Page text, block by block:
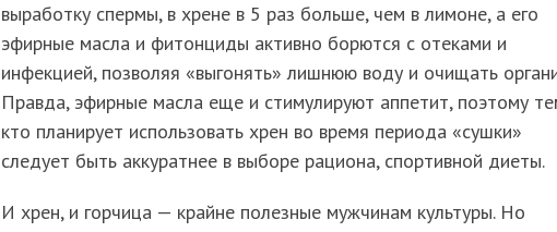
выработку спермы, в хрене в 5 раз больше, чем в лимоне, а его
эфирные масла и фитонциды активно борются с отеками и
инфекцией, позволяя «выгонять» лишнюю воду и очищать
Правда, эфирные масла еще и стимулируют аппетит, поэтому
кто планирует использовать хрен во время периода «сушки»
следует быть аккуратнее в выборе рациона, спортивной диеты.
И хрен, и горчица — крайне полезные мужчинам культуры. Но